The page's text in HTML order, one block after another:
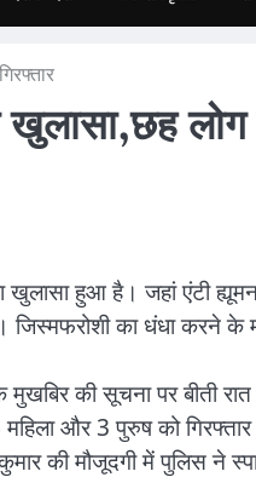
लोग
खुलासा हुआ है। जहां एंटी
जिस्मफरोशी का धंधा करने
मुखबिर की सूचना पर बीती
महिला और 3 पुरुष को
की मौजूदगी में पुलिस ने